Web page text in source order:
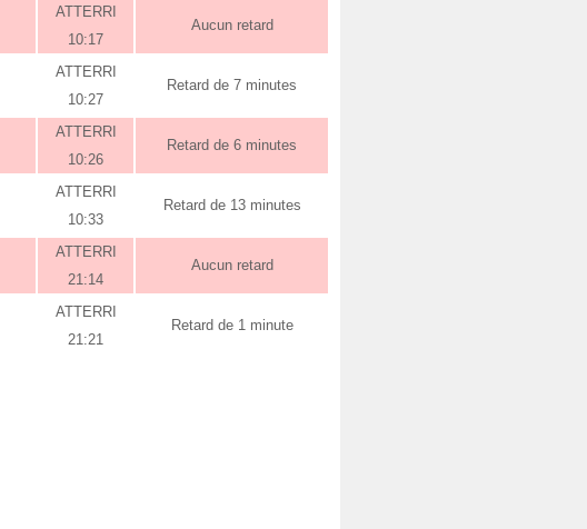
ATTERRI
10:17
Aucun retard
ATTERRI
10:27
Retard de 7 minutes
ATTERRI
10:26
Retard de 6 minutes
ATTERRI
10:33
Retard de 13 minutes
ATTERRI
21:14
Aucun retard
ATTERRI
21:21
Retard de 1 minute